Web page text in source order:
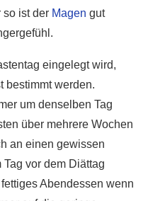
so ist der Magen gut
eingelegt wird,
bestimmt werden.
um denselben Tag
über mehrere Wochen
an einen gewissen
vor dem Diättag
Abendessen wenn